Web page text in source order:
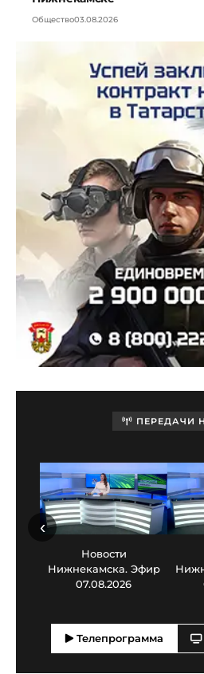
Общество03.08.2026
ПЕРЕДАЧИ
Новости
Нижнекамска. Эфир
07.08.2026
‹
Телепрограмма